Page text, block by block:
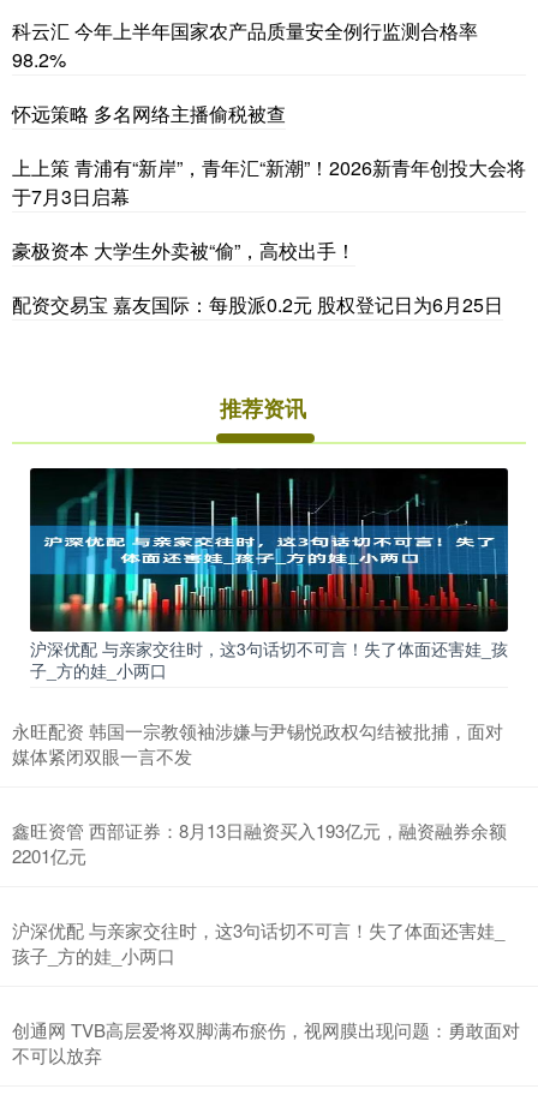
科云汇 今年上半年国家农产品质量安全例行监测合格率
98.2%
怀远策略 多名网络主播偷税被查
上上策 青浦有“新岸”，青年汇“新潮”！2026新青年创投大会将
于7月3日启幕
豪极资本 大学生外卖被“偷”，高校出手！
配资交易宝 嘉友国际：每股派0.2元 股权登记日为6月25日
推荐资讯
沪深优配 与亲家交往时，这3句话切不可言！失了体面还害娃_孩
子_方的娃_小两口
永旺配资 韩国一宗教领袖涉嫌与尹锡悦政权勾结被批捕，面对
媒体紧闭双眼一言不发
鑫旺资管 西部证券：8月13日融资买入193亿元，融资融券余额
2201亿元
沪深优配 与亲家交往时，这3句话切不可言！失了体面还害娃_
孩子_方的娃_小两口
创通网 TVB高层爱将双脚满布瘀伤，视网膜出现问题：勇敢面对
不可以放弃